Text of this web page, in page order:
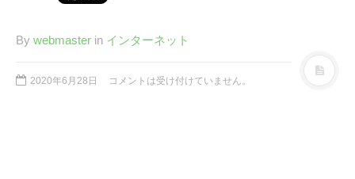
Yesterday:1162
HOME
By webmaster in インターネット
2020年6月28日 コメントは受け付けていません。